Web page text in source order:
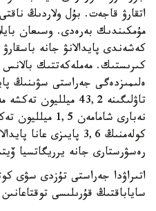
اتقارۋ قاجەت. بۇل ولاردىڭ ناقتى
مۇمكىندىك بەرەدى. وسىعان
كەشەندى پايدالانۋ جانە
كىرىستىك. مەملەكەتتىك
ەلىمىزدەگى جەراستى سۋىنىڭ
تاۋلىگىنە 43,2
نەبارى شامامەن
كولەمنىڭ 3,6 پايىزى
رەسۋرستارى جانە يرريگاتسيا
اتىراۋدا جەراستى تۇزدى سۋى
ساياباقتىڭ قۇرىلىسى